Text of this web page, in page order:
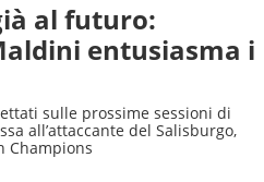
al futuro:
entusiasma i
sulle prossime sessioni di
all’attaccante del Salisburgo,
Champions